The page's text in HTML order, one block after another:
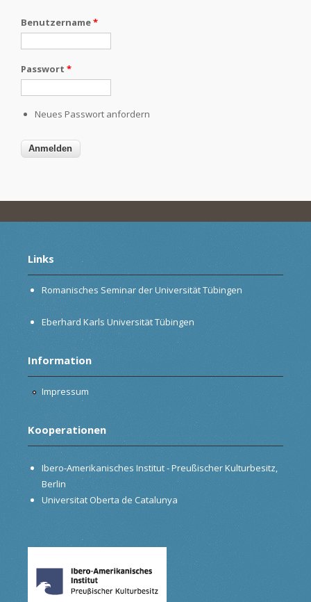
Benutzername*
Passwort *
Neues Passwort anfordern
Links
Romanisches Seminar der Universität Tübingen
Eberhard Karls Universität Tübingen
Information
Impressum
Kooperationen
Ibero-Amerikanisches Institut - Preußischer Kulturbesitz,
Berlin
Universitat Oberta de Catalunya